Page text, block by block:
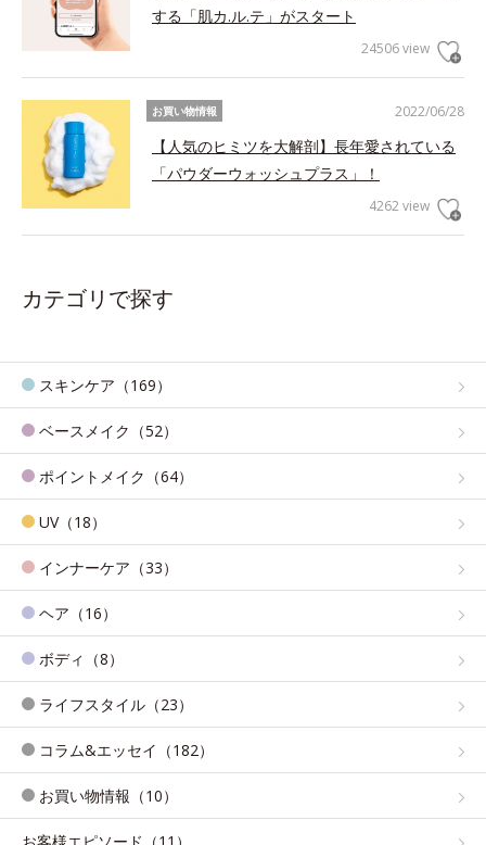
する「肌カ.ル.テ」がスタート
24506 view
2022/06/28
お買い物情報
【人気のヒミツを大解剖】長年愛されている
「パウダーウォッシュプラス」！
4262 view
カテゴリで探す
スキンケア（169）
ベースメイク（52）
ポイントメイク（64）
UV（18）
インナーケア（33）
ヘア（16）
ボディ（8）
ライフスタイル（23）
コラム&エッセイ（182）
お買い物情報（10）